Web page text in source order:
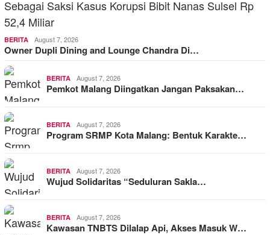
BERITA August 7, 2026
Owner Dupli Dining and Lounge Chandra Di…
BERITA August 7, 2026
Pemkot Malang Diingatkan Jangan Paksakan…
BERITA August 7, 2026
Program SRMP Kota Malang: Bentuk Karakte…
BERITA August 7, 2026
Wujud Solidaritas “Seduluran Sakla…
BERITA August 7, 2026
Kawasan TNBTS Dilalap Api, Akses Masuk W…